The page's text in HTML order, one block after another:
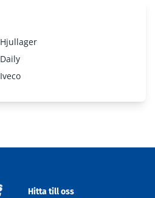
713660420
Hjullager
Daily
Iveco
Hitta till oss